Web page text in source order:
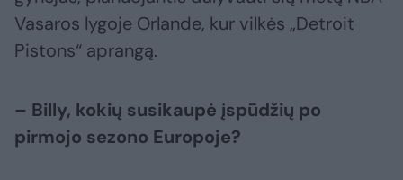
Vasaros lygoje Orlande, kur vilkės „Detroit
Pistons“ aprangą.
– Billy, kokių susikaupė įspūdžių po
pirmojo sezono Europoje?